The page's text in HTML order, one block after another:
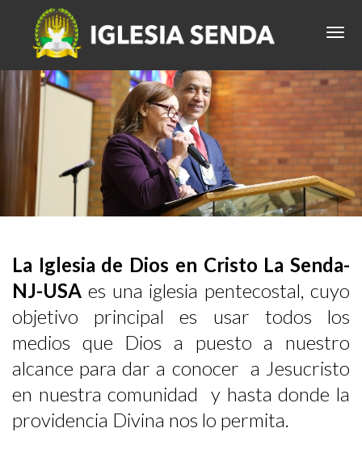
La Iglesia de Dios en Cristo La Senda-
NJ-USA es una iglesia pentecostal, cuyo
objetivo principal es usar todos los
medios que Dios a puesto a nuestro
alcance para dar a conocer a Jesucristo
en nuestra comunidad y hasta donde la
providencia Divina nos lo permita.